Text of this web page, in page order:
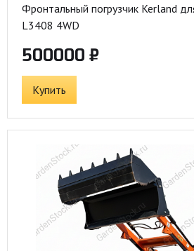
Фронтальный погрузчик Kerland
L3408 4WD
500000 ₽
Купить